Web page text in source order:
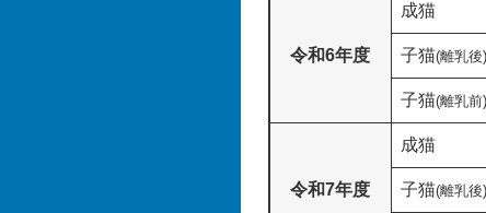
令和6年度
成猫
子猫(離乳後)
子猫(離乳前)
令和7年度
成猫
子猫(離乳後)